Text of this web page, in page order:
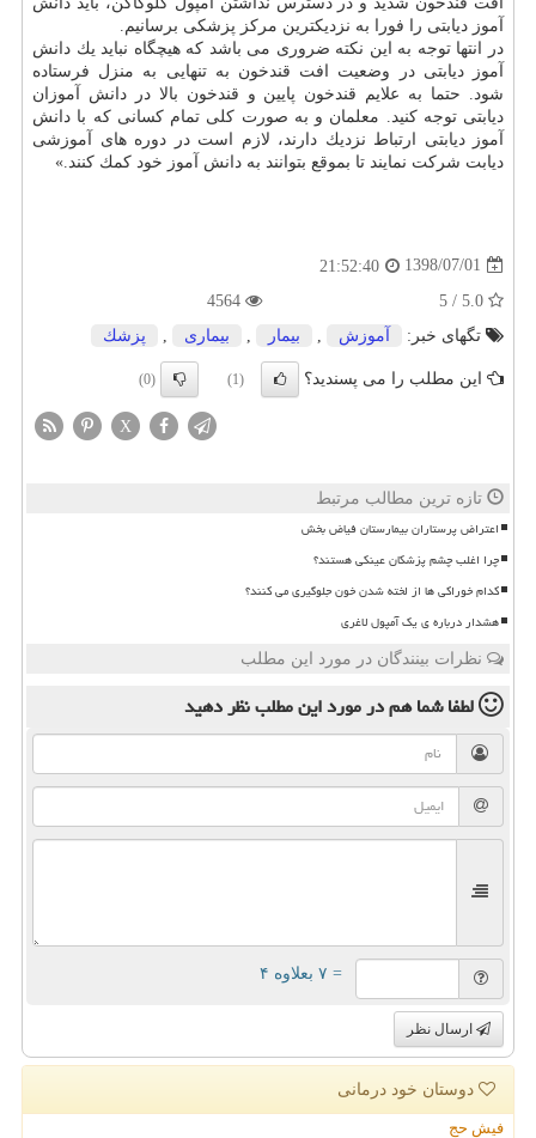
آموز دیابتی را فورا به نزدیكترین مركز پزشكی برسانیم.
در انتها توجه به این نكته ضروری می باشد كه هیچگاه نباید یك دانش
آموز دیابتی در وضعیت افت قندخون به تنهایی به منزل فرستاده
شود. حتما به علایم قندخون پایین و قندخون بالا در دانش آموزان
دیابتی توجه كنید. معلمان و به صورت كلی تمام كسانی كه با دانش
آموز دیابتی ارتباط نزدیك دارند، لازم است در دوره های آموزشی
دیابت شركت نمایند تا بموقع بتوانند به دانش آموز خود كمك كنند.»
1398/07/01
21:52:40
تگهای خبر:
آموزش بیمار بیماری پزشك
این مطلب را می پسندید؟ (1)
(0)
X
تازه ترین مطالب مرتبط
اعتراض پرستاران بیمارستان فیاض بخش
چرا اغلب چشم پزشکان عینکی هستند؟
کدام خوراکی ها از لخته شدن خون جلوگیری می کنند؟
هشدار درباره ی یک آمپول لاغری
نظرات بینندگان در مورد این مطلب
لطفا شما همدر مورد این مطلبنظر دهید
= ۷ بعلاوه ۴
ارسال نظر
دوستان خود درمانی
فیش حج